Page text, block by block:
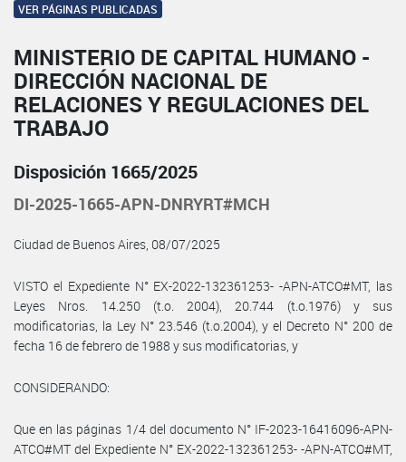
VER PÁGINAS PUBLICADAS
MINISTERIO DE CAPITAL HUMANO -
DIRECCIÓN NACIONAL DE
RELACIONES Y REGULACIONES DEL
TRABAJO
Disposición 1665/2025
DI-2025-1665-APN-DNRYRT#MCH
Ciudad de Buenos Aires, 08/07/2025
VISTO el Expediente N° EX-2022-132361253- -APN-ATCO#MT, las
Leyes Nros. 14.250 (t.o. 2004), 20.744 (t.o.1976) y sus
modificatorias, la Ley N° 23.546 (t.o.2004), y el Decreto N° 200 de
fecha 16 de febrero de 1988 y sus modificatorias, y
CONSIDERANDO:
Que en las páginas 1/4 del documento N° IF-2023-16416096-APN-
ATCO#MT del Expediente N° EX-2022-132361253- -APN-ATCO#MT,